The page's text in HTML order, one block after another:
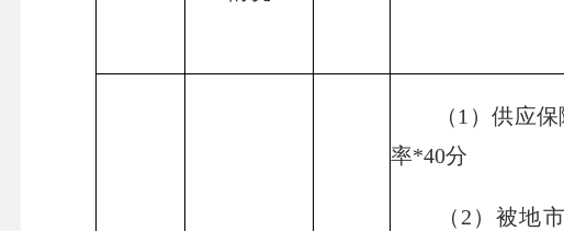
（1）供应保
率*40分
（2）被地市